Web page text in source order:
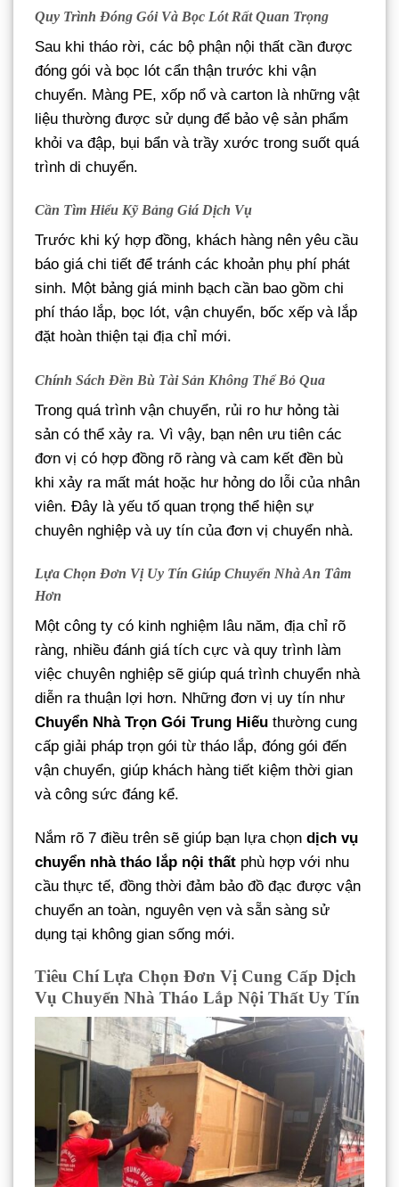
Quy Trình Đóng Gói Và Bọc Lót Rất Quan Trọng
Sau khi tháo rời, các bộ phận nội thất cần được
đóng gói và bọc lót cẩn thận trước khi vận
chuyển. Màng PE, xốp nổ và carton là những vật
liệu thường được sử dụng để bảo vệ sản phẩm
khỏi va đập, bụi bẩn và trầy xước trong suốt quá
trình di chuyển.
Cần Tìm Hiểu Kỹ Bảng Giá Dịch Vụ
Trước khi ký hợp đồng, khách hàng nên yêu cầu
báo giá chi tiết để tránh các khoản phụ phí phát
sinh. Một bảng giá minh bạch cần bao gồm chi
phí tháo lắp, bọc lót, vận chuyển, bốc xếp và lắp
đặt hoàn thiện tại địa chỉ mới.
Chính Sách Đền Bù Tài Sản Không Thể Bỏ Qua
Trong quá trình vận chuyển, rủi ro hư hỏng tài
sản có thể xảy ra. Vì vậy, bạn nên ưu tiên các
đơn vị có hợp đồng rõ ràng và cam kết đền bù
khi xảy ra mất mát hoặc hư hỏng do lỗi của nhân
viên. Đây là yếu tố quan trọng thể hiện sự
chuyên nghiệp và uy tín của đơn vị chuyển nhà.
Lựa Chọn Đơn Vị Uy Tín Giúp Chuyển Nhà An Tâm
Hơn
Một công ty có kinh nghiệm lâu năm, địa chỉ rõ
ràng, nhiều đánh giá tích cực và quy trình làm
việc chuyên nghiệp sẽ giúp quá trình chuyển nhà
diễn ra thuận lợi hơn. Những đơn vị uy tín như
Chuyển Nhà Trọn Gói Trung Hiếu thường cung
cấp giải pháp trọn gói từ tháo lắp, đóng gói đến
vận chuyển, giúp khách hàng tiết kiệm thời gian
và công sức đáng kể.
Nắm rõ 7 điều trên sẽ giúp bạn lựa chọn dịch vụ
chuyển nhà tháo lắp nội thất phù hợp với nhu
cầu thực tế, đồng thời đảm bảo đồ đạc được vận
chuyển an toàn, nguyên vẹn và sẵn sàng sử
dụng tại không gian sống mới.
Tiêu Chí Lựa Chọn Đơn Vị Cung Cấp Dịch
Vụ Chuyển Nhà Tháo Lắp Nội Thất Uy Tín